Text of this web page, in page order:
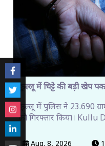
कुल्लू में चिट्टे की बड़ी खेप
कुल्लू में पुलिस ने 23.690
को गिरफ्तार किया। Kullu